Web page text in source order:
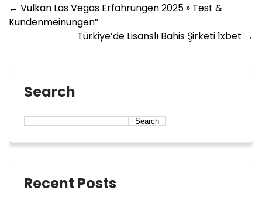
← Vulkan Las Vegas Erfahrungen 2025 » Test &
Kundenmeinungen”
Türkiye’de Lisanslı Bahis Şirketi 1xbet →
Search
Search
Recent Posts